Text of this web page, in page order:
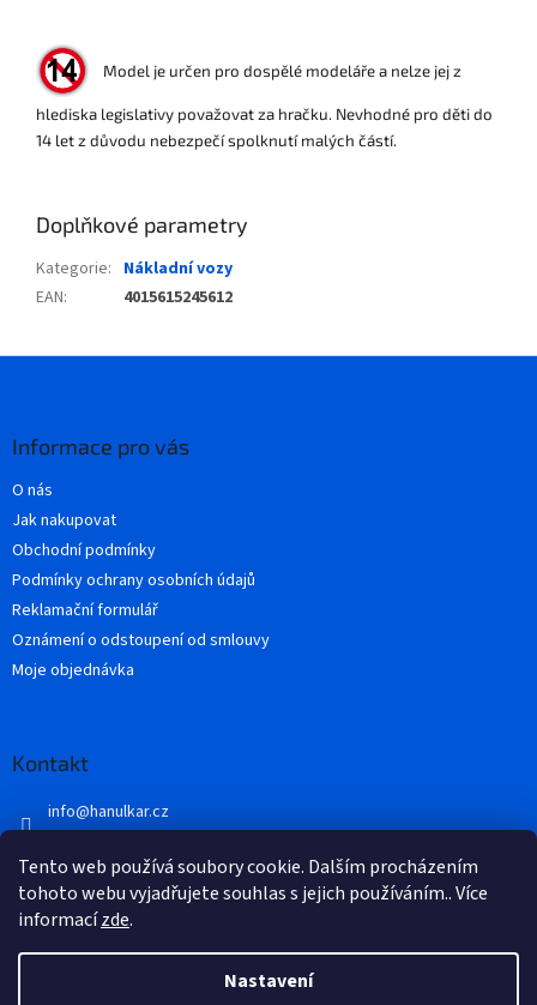
Tento web používá soubory cookie. Dalším procházením
tohoto webu vyjadřujete souhlas s jejich používáním.. Více
informacízde.
Nastavení
Model je určen pro dospělé modeláře a nelze jej z
hlediska legislativy považovat za hračku. Nevhodné pro děti do
14 let z důvodu nebezpečí spolknutí malých částí.
Doplňkové parametry
Kategorie: Nákladní vozy
EAN: 4015615245612
Informace pro vás
O nás
Jak nakupovat
Obchodní podmínky
Podmínky ochrany osobních údajů
Reklamační formulář
Oznámení o odstoupení od smlouvy
Moje objednávka
Kontakt
info@hanulkar.cz
Přidejte se k nám...
Vytvořil Shoptet